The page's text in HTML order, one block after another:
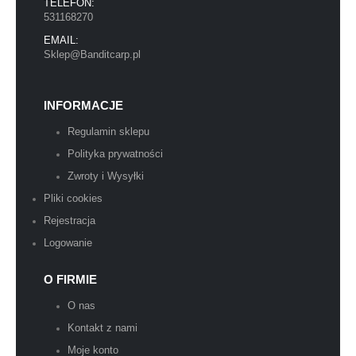
TELEFON:
531168270
EMAIL:
Sklep@Banditcarp.pl
INFORMACJE
Regulamin sklepu
Polityka prywatności
Zwroty i Wysyłki
Pliki cookies
Rejestracja
Logowanie
O FIRMIE
O nas
Kontakt z nami
Moje konto